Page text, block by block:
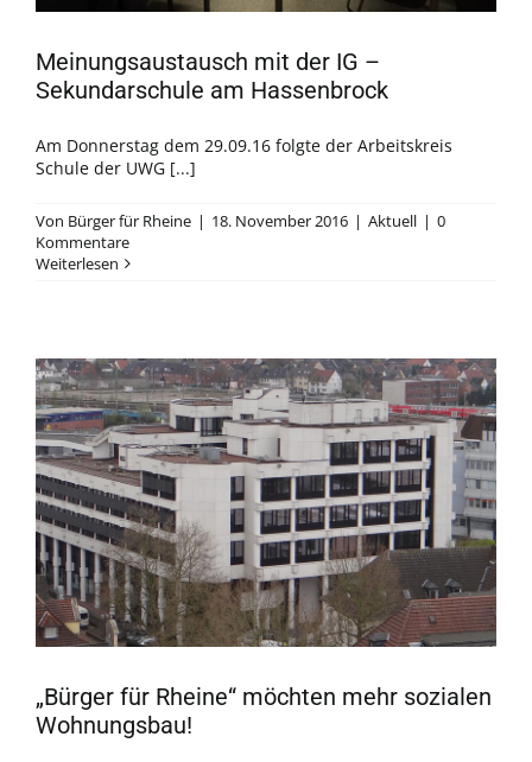
Meinungsaustausch mit der IG –
Sekundarschule am Hassenbrock
Am Donnerstag dem 29.09.16 folgte der Arbeitskreis
Schule der UWG [...]
Von Bürger für Rheine | 18. November 2016 | Aktuell | 0
Kommentare
Weiterlesen
„Bürger für Rheine“ möchten mehr sozialen
Wohnungsbau!